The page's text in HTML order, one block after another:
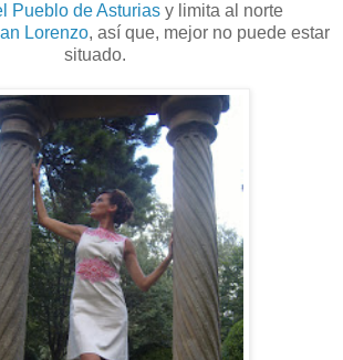
Pueblo de Asturias y limita al norte
Lorenzo, así que, mejor no puede estar
situado.